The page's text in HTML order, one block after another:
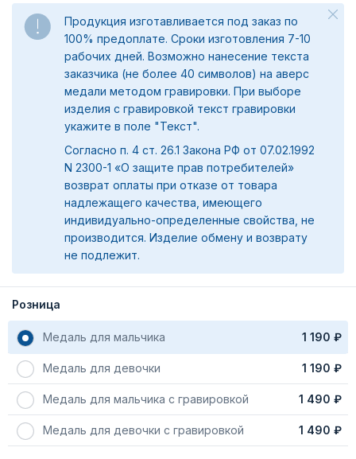
Продукция изготавливается под заказ по
100% предоплате. Сроки изготовления 7-10
рабочих дней. Возможно нанесение текста
заказчика (не более 40 символов) на аверс
медали методом гравировки. При выборе
изделия с гравировкой текст гравировки
укажите в поле "Текст".
Согласно п. 4 ст. 26.1 Закона РФ от 07.02.1992
N 2300-1 «О защите прав потребителей»
возврат оплаты при отказе от товара
надлежащего качества, имеющего
индивидуально-определенные свойства, не
производится. Изделие обмену и возврату
не подлежит.
Розница
Медаль для мальчика 1 190 ₽
Медаль для девочки 1 190 ₽
Медаль для мальчика с гравировкой 1 490 ₽
Медаль для девочки с гравировкой 1 490 ₽